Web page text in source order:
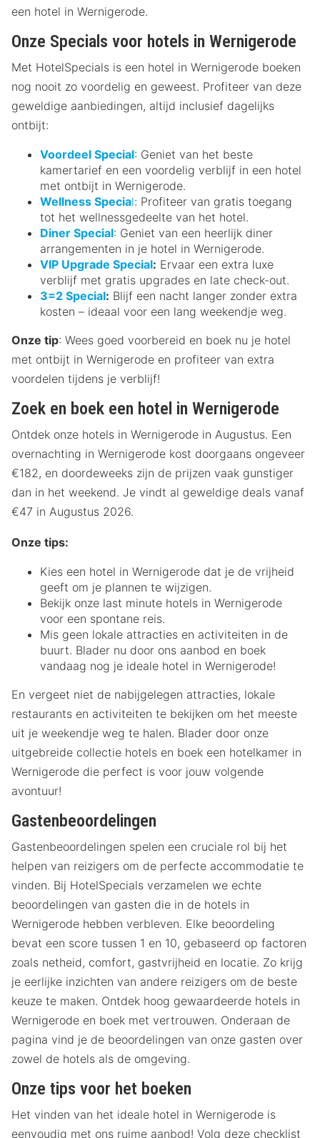
een hotel in Wernigerode.
Onze Specials voor hotels in Wernigerode
Met HotelSpecials is een hotel in Wernigerode boeken
nog nooit zo voordelig en geweest. Profiteer van deze
geweldige aanbiedingen, altijd inclusief dagelijks
ontbijt:
Voordeel Special: Geniet van het beste
kamertarief en een voordelig verblijf in een hotel
met ontbijt in Wernigerode.
Wellness Special: Profiteer van gratis toegang
tot het wellnessgedeelte van het hotel.
Diner Special: Geniet van een heerlijk diner
arrangementen in je hotel in Wernigerode.
VIP Upgrade Special: Ervaar een extra luxe
verblijf met gratis upgrades en late check-out.
3=2 Special: Blijf een nacht langer zonder extra
kosten – ideaal voor een lang weekendje weg.
Onze tip: Wees goed voorbereid en boek nu je hotel
met ontbijt in Wernigerode en profiteer van extra
voordelen tijdens je verblijf!
Zoek en boek een hotel in Wernigerode
Ontdek onze hotels in Wernigerode in Augustus. Een
overnachting in Wernigerode kost doorgaans ongeveer
€182, en doordeweeks zijn de prijzen vaak gunstiger
dan in het weekend. Je vindt al geweldige deals vanaf
€47 in Augustus 2026.
Onze tips:
Kies een hotel in Wernigerode dat je de vrijheid
geeft om je plannen te wijzigen.
Bekijk onze last minute hotels in Wernigerode
voor een spontane reis.
Mis geen lokale attracties en activiteiten in de
buurt. Blader nu door ons aanbod en boek
vandaag nog je ideale hotel in Wernigerode!
En vergeet niet de nabijgelegen attracties, lokale
restaurants en activiteiten te bekijken om het meeste
uit je weekendje weg te halen. Blader door onze
uitgebreide collectie hotels en boek een hotelkamer in
Wernigerode die perfect is voor jouw volgende
avontuur!
Gastenbeoordelingen
Gastenbeoordelingen spelen een cruciale rol bij het
helpen van reizigers om de perfecte accommodatie te
vinden. Bij HotelSpecials verzamelen we echte
beoordelingen van gasten die in de hotels in
Wernigerode hebben verbleven. Elke beoordeling
bevat een score tussen 1 en 10, gebaseerd op factoren
zoals netheid, comfort, gastvrijheid en locatie. Zo krijg
je eerlijke inzichten van andere reizigers om de beste
keuze te maken. Ontdek hoog gewaardeerde hotels in
Wernigerode en boek met vertrouwen. Onderaan de
pagina vind je de beoordelingen van onze gasten over
zowel de hotels als de omgeving.
Onze tips voor het boeken
Het vinden van het ideale hotel in Wernigerode is
eenvoudig met ons ruime aanbod! Volg deze checklist